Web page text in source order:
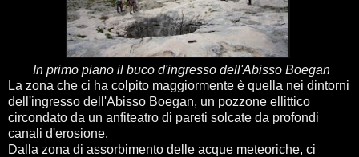
In primo piano il buco d'ingresso dell'Abisso Boegan
La zona che ci ha colpito maggiormente è quella nei dintorni
dell'ingresso dell'Abisso Boegan, un pozzone ellittico
circondato da un anfiteatro di pareti solcate da profondi
canali d'erosione.
Dalla zona di assorbimento delle acque meteoriche, ci